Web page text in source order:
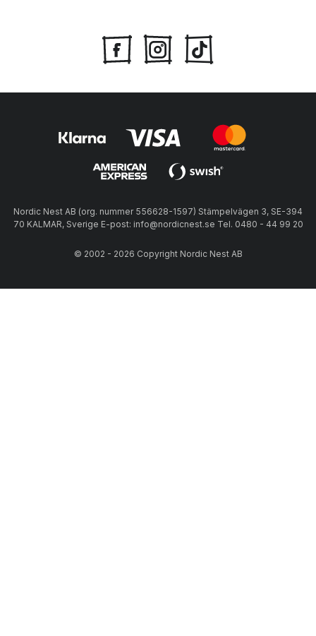
Nordic Nest AB (org. nummer 556628-1597) Stämpelvägen 3, SE-394
70 KALMAR, Sverige E-post: info@nordicnest.se Tel. 0480 - 44 99 20
© 2002 - 2026 Copyright Nordic Nest AB